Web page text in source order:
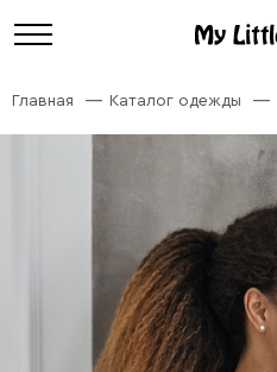
Главная Каталог одежды